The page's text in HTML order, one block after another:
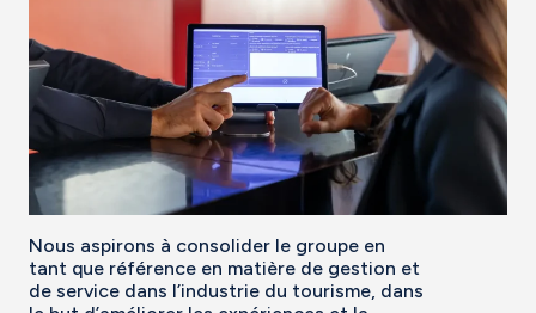
Nous aspirons à consolider le groupe en
tant que référence en matière de gestion et
de service dans l’industrie du tourisme, dans